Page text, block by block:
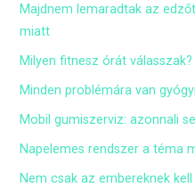
Majdnem lemaradtak az
miatt
Milyen fitnesz órát válasszak?
Minden problémára van
Mobil gumiszerviz: azonnali
Napelemes rendszer a téma
Nem csak az embereknek